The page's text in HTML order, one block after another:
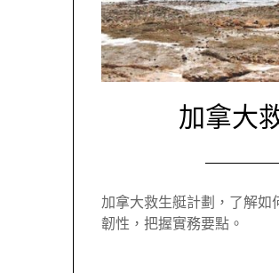
加拿大
加拿大救生艇計劃，了解如
韌性，把握實務要點。